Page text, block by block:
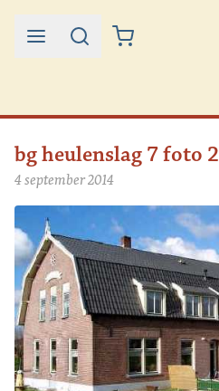
Ga naar de inhoud
bg heulenslag 7 foto 2
4 september 2014